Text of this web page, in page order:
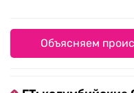
Объясняем